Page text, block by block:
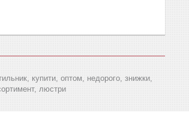
купити, оптом, недорого, знижки,
люстри